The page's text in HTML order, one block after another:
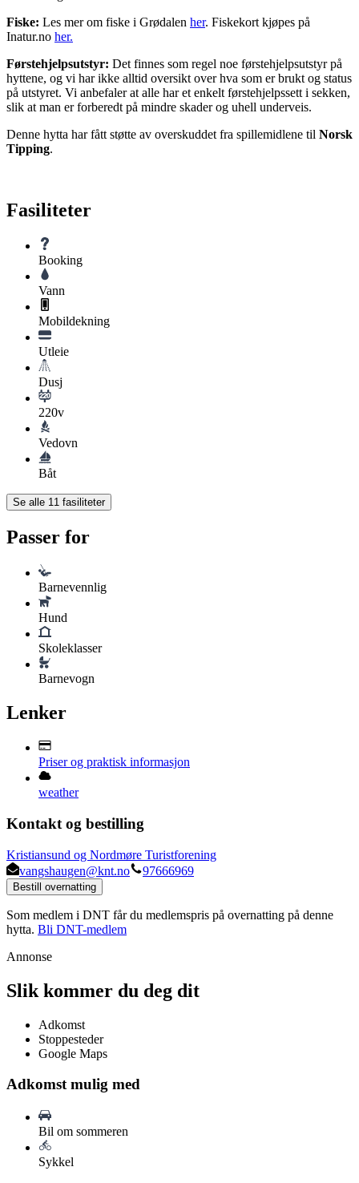
Fiske: Les mer om fiske i Grødalen her. Fiskekort kjøpes på
Inatur.no her.
Førstehjelpsutstyr: Det finnes som regel noe førstehjelpsutstyr på
hyttene, og vi har ikke alltid oversikt over hva som er brukt og status
på utstyret. Vi anbefaler at alle har et enkelt førstehjelpssett i sekken,
slik at man er forberedt på mindre skader og uhell underveis.
Denne hytta har fått støtte av overskuddet fra spillemidlene til Norsk
Tipping.
Fasiliteter
Booking
Vann
Mobildekning
Utleie
Dusj
220v
Vedovn
Båt
Se alle 11 fasiliteter
Passer for
Barnevennlig
Hund
Skoleklasser
Barnevogn
Lenker
Priser og praktisk informasjon
weather
Kontakt og bestilling
Kristiansund og Nordmøre Turistforening
vangshaugen@knt.no
97666969
Bestill overnatting
Som medlem i DNT får du medlemspris på overnatting på denne
hytta. Bli DNT-medlem
Annonse
Slik kommer du deg dit
Adkomst
Stoppesteder
Google Maps
Adkomst mulig med
Bil om sommeren
Sykkel